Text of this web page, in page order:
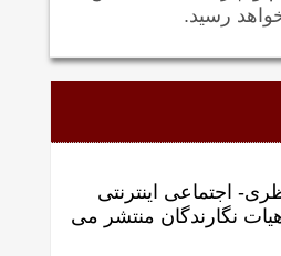
خواهد رسید.
اجتماعی اینترنتی
نگارندگان منتشر می